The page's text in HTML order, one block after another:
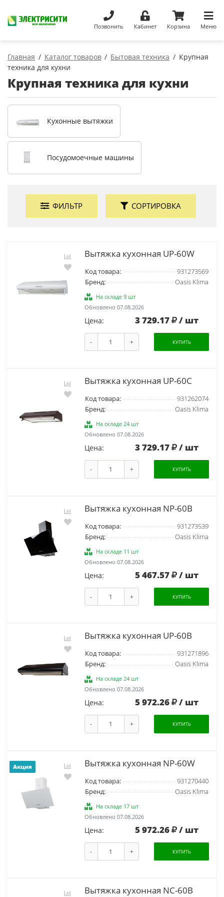
Позвонить Кабинет Корзина Меню
Главная Каталог товаров Бытовая техника
Крупная
техника для кухни
Крупная техника для кухни
Кухонные вытяжки
Посудомоечные машины
ФИЛЬТР СОРТИРОВКА
Вытяжка кухонная UP-60W
Код товара:
931273569
Бренд:
Oasis Klima
На складе 9 шт
Обновлено 07.08.2026
Цена: 3 729.17 / шт
- + КУПИТЬ
Вытяжка кухонная UP-60C
Код товара:
931262074
Бренд:
Oasis Klima
На складе 24 шт
Обновлено 07.08.2026
Цена: 3 729.17 / шт
- + КУПИТЬ
Вытяжка кухонная NP-60B
Код товара:
931273539
Бренд:
Oasis Klima
На складе 11 шт
Обновлено 07.08.2026
Цена: 5 467.57 / шт
- + КУПИТЬ
Вытяжка кухонная UP-60B
Код товара:
931271896
Бренд:
Oasis Klima
На складе 24 шт
Обновлено 07.08.2026
Цена: 5 972.26 / шт
- + КУПИТЬ
Акция Вытяжка кухонная NP-60W
Код товара:
931270440
Бренд:
Oasis Klima
На складе 17 шт
Обновлено 07.08.2026
Цена: 5 972.26 / шт
- + КУПИТЬ
Вытяжка кухонная NC-60B